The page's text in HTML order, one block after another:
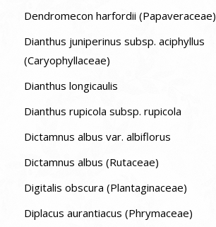
Dendromecon harfordii (Papaveraceae)
Dianthus juniperinus subsp. aciphyllus
(Caryophyllaceae)
Dianthus longicaulis
Dianthus rupicola subsp. rupicola
Dictamnus albus var. albiflorus
Dictamnus albus (Rutaceae)
Digitalis obscura (Plantaginaceae)
Diplacus aurantiacus (Phrymaceae)